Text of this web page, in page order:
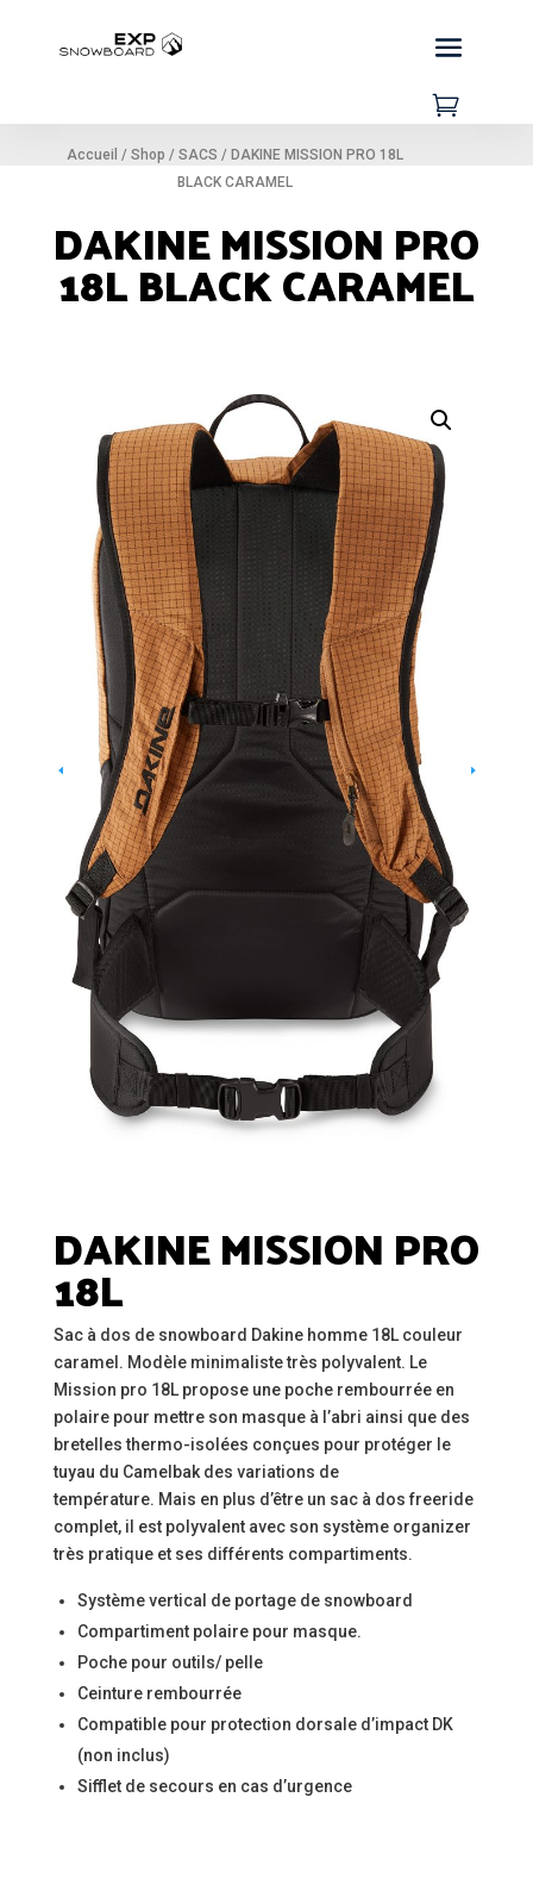

Accueil /Shop /SACS / DAKINE MISSION PRO 18L
BLACK CARAMEL
DAKINE MISSION PRO
18L BLACK CARAMEL
DAKINE MISSION PRO
18L
Sac à dos de snowboard Dakine homme 18L couleur
caramel. Modèle minimaliste très polyvalent. Le
Mission pro 18L propose une poche rembourrée en
polaire pour mettre son masque à l’abri ainsi que des
bretelles thermo-isolées conçues pour protéger le
tuyau du Camelbak des variations de
température. Mais en plus d’être un sac à dos freeride
complet, il est polyvalent avec son système organizer
très pratique et ses différents compartiments.
Système vertical de portage de snowboard
Compartiment polaire pour masque.
Poche pour outils/ pelle
Ceinture rembourrée
Compatible pour protection dorsale d’impact DK
(non inclus)
Sifflet de secours en cas d’urgence